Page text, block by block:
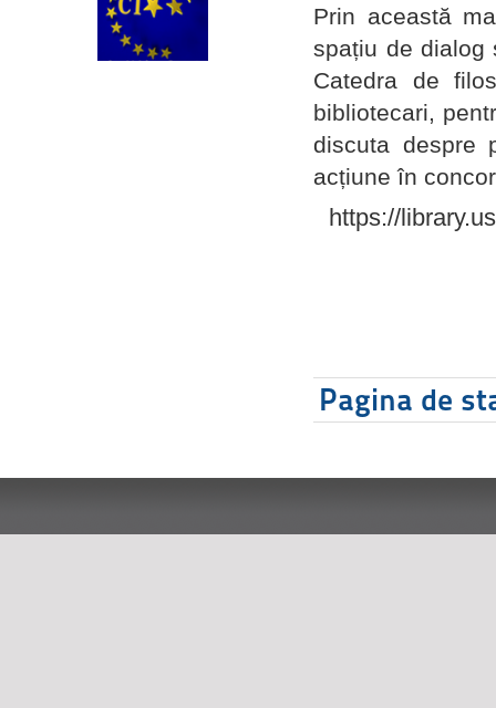
Prin această
spațiu de dialog
Catedra de
bibliotecari,
discuta despre
acțiune în
https://
Pagina de